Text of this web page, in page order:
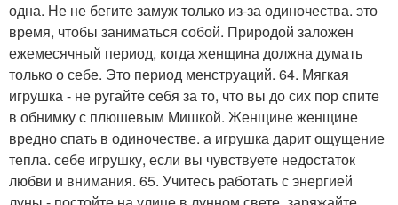
одна. Не не бегите замуж только из-за одиночества. это
время, чтобы заниматься собой. Природой заложен
ежемесячный период, когда женщина должна думать
только о себе. Это период менструаций. 64. Мягкая
игрушка - не ругайте себя за то, что вы до сих пор спите
в обнимку с плюшевым Мишкой. Женщине женщине
вредно спать в одиночестве. а игрушка дарит ощущение
тепла. себе игрушку, если вы чувствуете недостаток
любви и внимания. 65. Учитесь работать с энергией